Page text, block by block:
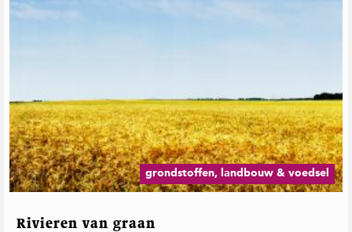
grondstoffen, landbouw & voedsel
Rivieren van graan